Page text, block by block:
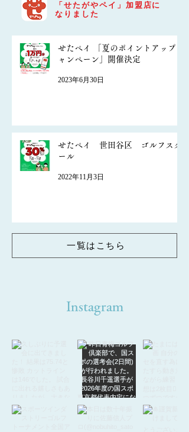
「せたがやペイ」 加盟店に
なりました
せたペイ 「夏のポイントアップキ
ャンペーン」開催決定
2023年6月30日
せたペイ 世田谷区 ゴルフスク
ール
2022年11月3日
一覧はこちら
Instagram